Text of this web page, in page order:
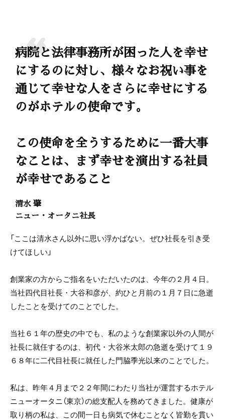
病院と法律事務所が困った人を幸せ
にするのに対し、様々なお祝い事を
通じて幸せな人をさらに幸せにする
のがホテルの使命です。
この使命を全うするために一番大事
なことは、まず幸せを演出する社員
が幸せであること
清水 肇
ニュー・オータニ社長
「ここは清水さん以外に思い浮かばない。ぜひ社長を引き受
けてほしい」
創業家の方からご指名をいただいたのは、今年の２月４日。
当社四代目社長・大谷和彦が、約ひと月前の１月７日に急逝
したことを受けてのことでした。
当社６１年の歴史の中でも、私のような創業家以外の人間が
社長に就任するのは、初代・大谷米太郎の急逝を受けて１９
６８年に二代目社長に就任した門脇季光以来のことでした。
私は、昨年４月まで２２年間にわたり当社が運営するホテル
ニューオータニ（東京）の総支配人を務めてきました。健康が
取り柄の私は、この間一日も病気で休むことなく皆勤を貫い